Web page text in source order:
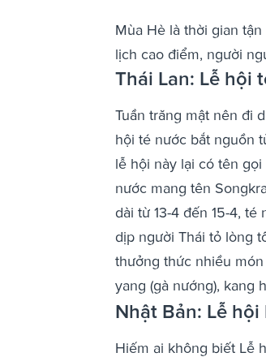
Mùa Hè là thời gian tận
lịch cao điểm, người
Thái Lan: Lễ hội
Tuần trăng mật nên đi
hội té nước bắt nguồn
lễ hội này lại có tên
nước mang tên
dài từ 13-4 đến 15-4,
dịp người Thái tỏ lòng
thưởng thức nhiều món
yang (gà nướng), kang
Nhật Bản: Lễ
Hiếm ai không biết Lễ